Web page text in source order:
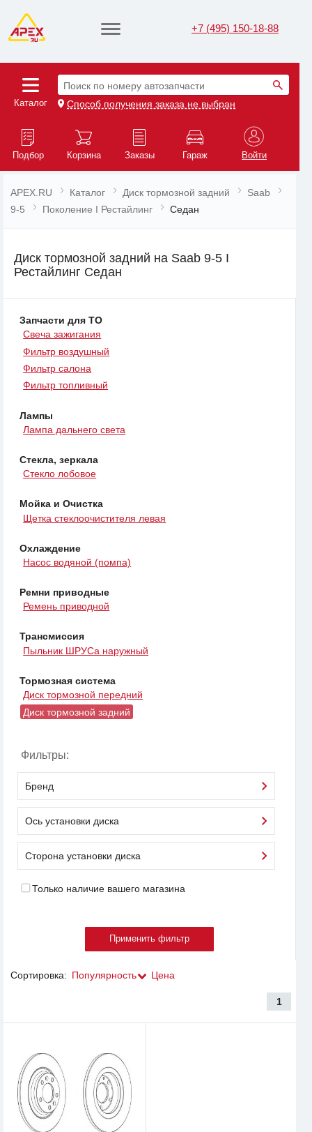
+7 (495) 150-18-88
Каталог
Поиск по номеру автозапчасти
Способ получения заказа не выбран
Подбор Корзина Заказы Гараж Войти
APEX.RU Каталог Диск тормозной задний
Saab
9-5
Поколение I Рестайлинг Седан
Диск тормозной задний на Saab 9-5 I
Рестайлинг Седан
Запчасти для ТО
Свеча зажигания
Фильтр воздушный
Фильтр салона
Фильтр топливный
Лампы
Лампа дальнего света
Стекла, зеркала
Стекло лобовое
Мойка и Очистка
Щетка стеклоочистителя левая
Охлаждение
Насос водяной (помпа)
Ремни приводные
Ремень приводной
Трансмиссия
Пыльник ШРУСа наружный
Тормозная система
Диск тормозной передний
Диск тормозной задний
Фильтры:
Бренд
Ось установки диска
Сторона установки диска
Только наличие вашего магазина
Сортировка: Популярность Цена
1